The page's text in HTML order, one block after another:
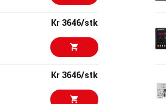
(jump, pick-up og scale) er
inn. Det første pre-settet i bank 1
4 konfigurasjonspre-sets er
Kr 3646/stk
Kr 3646/stk